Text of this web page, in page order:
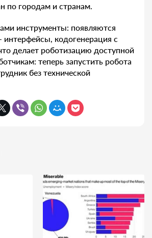
по городам и странам.
инструменты: появляются
интерфейсы, кодогенерация с
делает роботизацию доступной
теперь запустить робота
без технической